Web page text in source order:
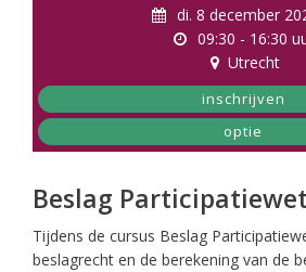
di. 8 december
09:30 - 16:30
Utrecht
inschrijven
optie
Beslag Participatiewet
Tijdens de cursus Beslag
beslagrecht en de berekening van de